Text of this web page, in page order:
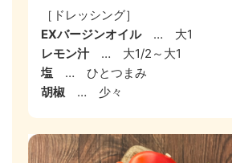
［ドレッシング］
EXバージンオイル… 大1
レモン汁… 大1/2～大1
塩 … ひとつまみ
胡椒 … 少々